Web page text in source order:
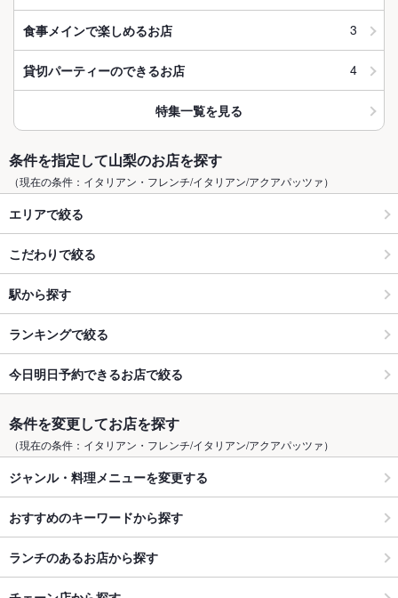
食事メインで楽しめるお店 3
貸切パーティーのできるお店 4
特集一覧を見る
条件を指定して山梨のお店を探す
（現在の条件：イタリアン・フレンチ/イタリアン/アクアパッツァ）
エリアで絞る
こだわりで絞る
駅から探す
ランキングで絞る
今日明日予約できるお店で絞る
条件を変更してお店を探す
（現在の条件：イタリアン・フレンチ/イタリアン/アクアパッツァ）
ジャンル・料理メニューを変更する
おすすめのキーワードから探す
ランチのあるお店から探す